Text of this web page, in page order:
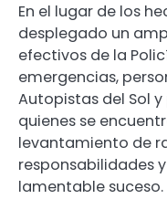
En el lugar de los
desplegado un
efectivos de la
emergencias,
Autopistas del Sol
quienes se
levantamiento de
responsabilidades
lamentable suceso.